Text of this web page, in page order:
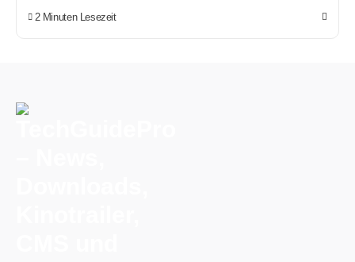
2 Minuten Lesezeit